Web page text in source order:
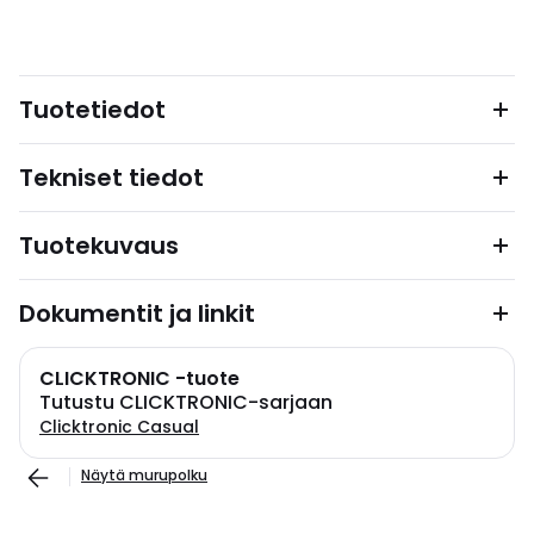
Tuotetiedot
Tekniset tiedot
Tuotekuvaus
Dokumentit ja linkit
CLICKTRONIC -tuote
Tutustu CLICKTRONIC-sarjaan
Clicktronic Casual
Näytä murupolku